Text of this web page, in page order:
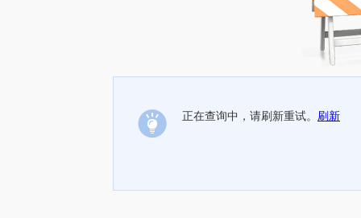
正在查询中，请刷新重试。 刷新